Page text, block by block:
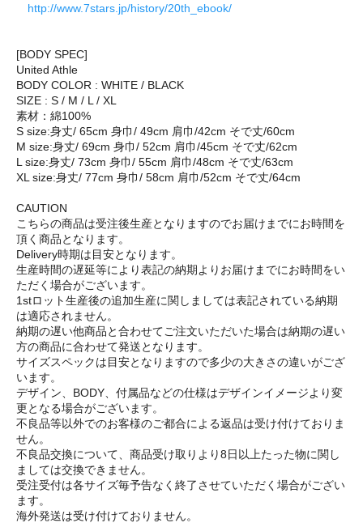
http://www.7stars.jp/history/20th_ebook/
[BODY SPEC]
United Athle
BODY COLOR : WHITE / BLACK
SIZE : S / M / L / XL
素材：綿100%
S size:身丈/ 65cm 身巾/ 49cm 肩巾/42cm そで丈/60cm
M size:身丈/ 69cm 身巾/ 52cm 肩巾/45cm そで丈/62cm
L size:身丈/ 73cm 身巾/ 55cm 肩巾/48cm そで丈/63cm
XL size:身丈/ 77cm 身巾/ 58cm 肩巾/52cm そで丈/64cm
CAUTION
こちらの商品は受注後生産となりますのでお届けまでにお時間を
頂く商品となります。
Delivery時期は目安となります。
生産時間の遅延等により表記の納期よりお届けまでにお時間をい
ただく場合がございます。
1stロット生産後の追加生産に関しましては表記されている納期
は適応されません。
納期の遅い他商品と合わせてご注文いただいた場合は納期の遅い
方の商品に合わせて発送となります。
サイズスペックは目安となりますので多少の大きさの違いがござ
います。
デザイン、BODY、付属品などの仕様はデザインイメージより変
更となる場合がございます。
不良品等以外でのお客様のご都合による返品は受け付けておりま
せん。
不良品交換について、商品受け取りより8日以上たった物に関し
ましては交換できません。
受注受付は各サイズ毎予告なく終了させていただく場合がござい
ます。
海外発送は受け付けておりません。